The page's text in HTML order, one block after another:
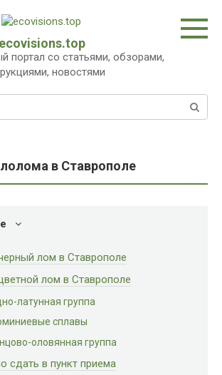
ecovisions.top
портал со статьями, обзорами,
новостями
в Ставрополе
лом в Ставрополе
лом в Ставрополе
латунная группа
сплавы
оловянная группа
сдать в пункт приема